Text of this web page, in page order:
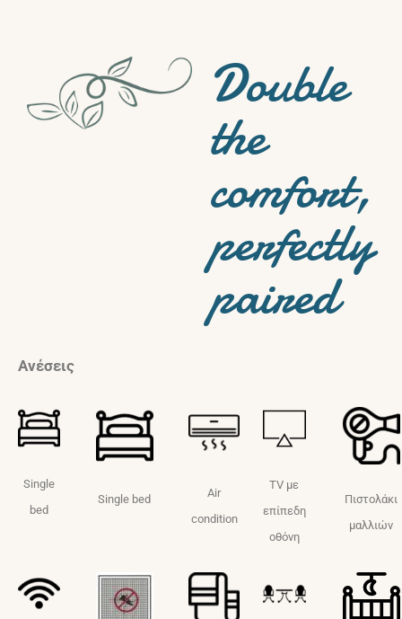
Double
the
comfort,
perfectly
paired
Ανέσεις
Single
bed
Single bed
Air
condition
TV με
επίπεδη
οθόνη
Πιστολάκι
μαλλιών